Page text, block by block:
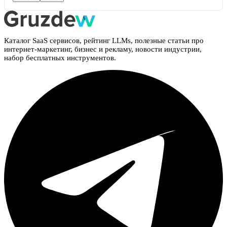
Каталог SaaS сервисов, рейтинг LLMs, полезные статьи про
интернет-маркетинг, бизнес и рекламу, новости индустрии,
набор бесплатных инструментов.